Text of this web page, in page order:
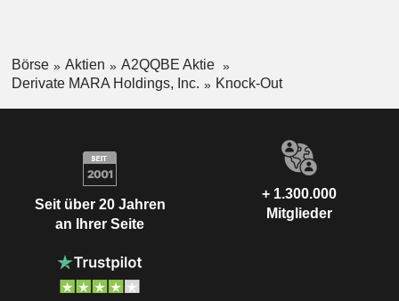
Börse Aktien
A2QQBE Aktie
Derivate MARA Holdings, Inc.
Knock-Out
Seit über 20 Jahren
an Ihrer Seite
+ 1.300.000
Mitglieder